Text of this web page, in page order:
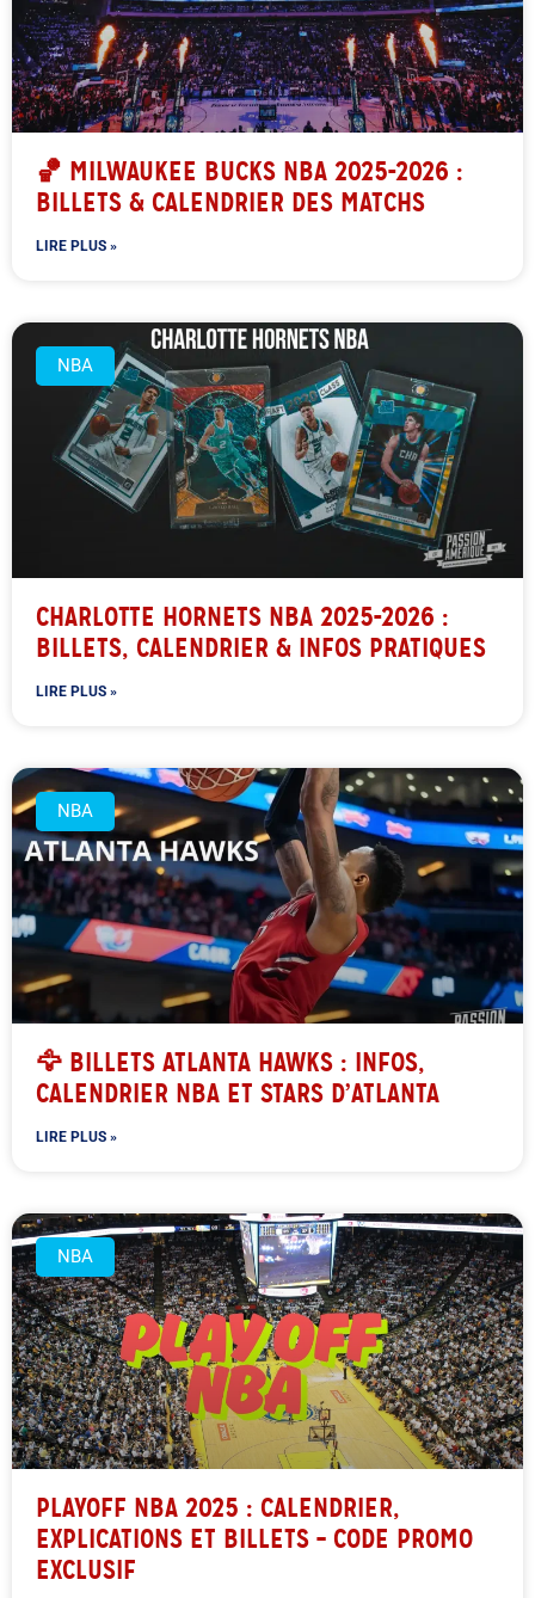
🏀 MILWAUKEE BUCKS NBA 2025-2026 :
BILLETS & CALENDRIER DES MATCHS
LIRE PLUS »
NBA
CHARLOTTE HORNETS NBA 2025-2026 :
BILLETS, CALENDRIER & INFOS PRATIQUES
LIRE PLUS »
NBA
🦅 BILLETS ATLANTA HAWKS : INFOS,
CALENDRIER NBA ET STARS D’ATLANTA
LIRE PLUS »
NBA
PLAYOFF NBA 2025 : CALENDRIER,
EXPLICATIONS ET BILLETS – CODE PROMO
EXCLUSIF